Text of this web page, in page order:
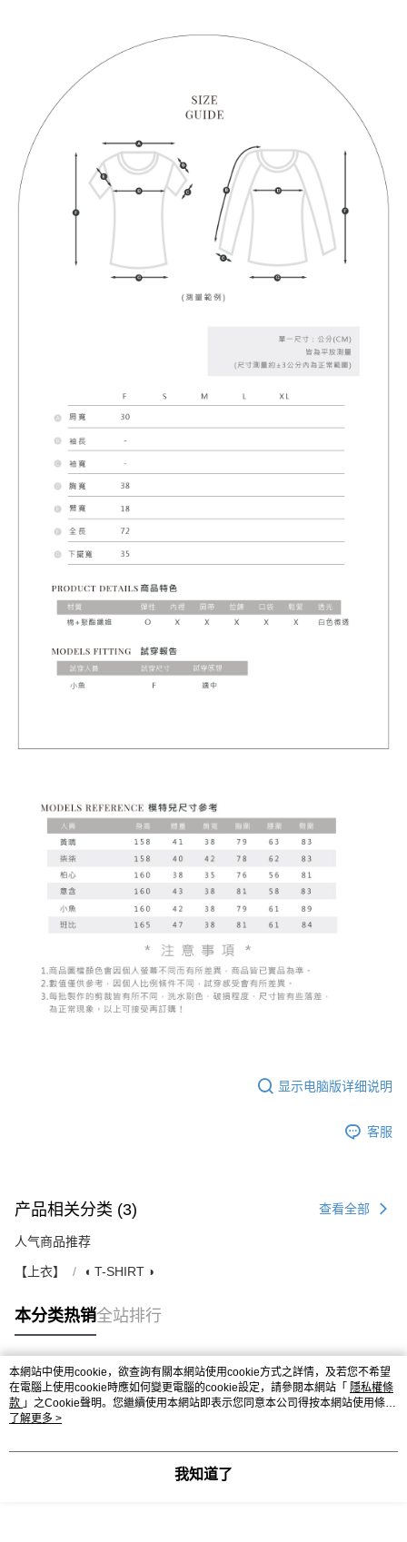
显示电脑版详细说明
客服
产品相关分类 (3) 查看全部
人气商品推荐
【上衣】 ◖ T-SHIRT ◗
本分类热销全站排行
热门标签
本網站中使用cookie，欲查詢有關本網站使用cookie方式之詳情，及若您不希望
在電腦上使用cookie時應如何變更電腦的cookie設定，請參閱本網站「 隱私權條
款 」之Cookie聲明。您繼續使用本網站即表示您同意本公司得按本網站使用條款
之Cookie聲明使用cookie。
了解更多 >
我知道了